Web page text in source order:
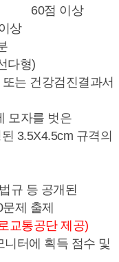
60점 이상
상
다형)
는 건강검진결과서
모자를 벗은
3.5X4.5cm 규격의
규 등 공개된
제 출제
교통공단 제공)
터에 획득 점수 및